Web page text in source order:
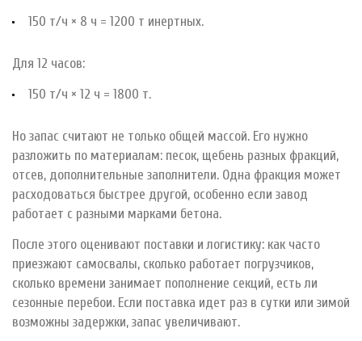
150 т/ч × 8 ч = 1200 т инертных.
Для 12 часов:
150 т/ч × 12 ч = 1800 т.
Но запас считают не только общей массой. Его нужно
разложить по материалам: песок, щебень разных фракций,
отсев, дополнительные заполнители. Одна фракция может
расходоваться быстрее другой, особенно если завод
работает с разными марками бетона.
После этого оценивают поставки и логистику: как часто
приезжают самосвалы, сколько работает погрузчиков,
сколько времени занимает пополнение секций, есть ли
сезонные перебои. Если поставка идет раз в сутки или зимой
возможны задержки, запас увеличивают.